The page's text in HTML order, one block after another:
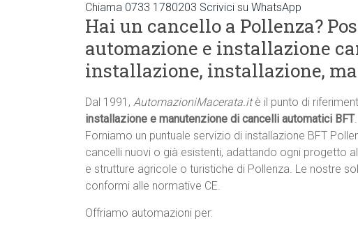
Chiama 0733 1780203 Scrivici su WhatsApp
Hai un cancello a Pollenza?
automazione e installazione
installazione, installazione,
Dal 1991, AutomazioniMacerata.itè il punto di
installazione e manutenzione di cancelli automatici BFT.
Forniamo un puntuale servizio di installazione BFT
cancelli nuovi o già esistenti, adattando ogni progetto
e strutture agricole o turistiche di Pollenza. Le nostre
conformi alle normative CE.
Offriamo automazioni per: